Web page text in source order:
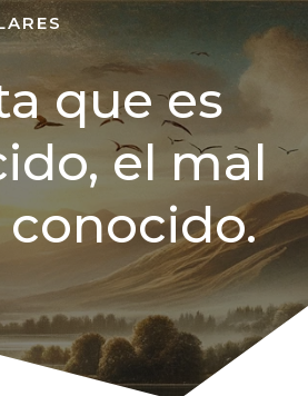
que es
el mal
conocido.